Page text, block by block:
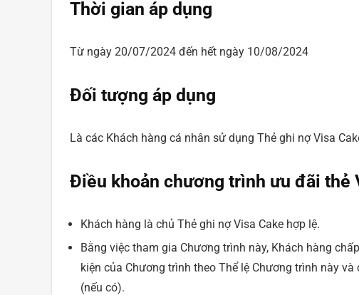
Thời gian áp dụng
Từ ngày 20/07/2024 đến hết ngày 10/08/2024
Đối tượng áp dụng
Là các Khách hàng cá nhân sử dụng Thẻ ghi nợ Visa
Điều khoản chương trình ưu đãi thẻ
Khách hàng là chủ Thẻ ghi nợ Visa Cake hợp lệ.
Bằng việc tham gia Chương trình này, Khách hàng
kiện của Chương trình theo Thể lệ Chương trình này
(nếu có).